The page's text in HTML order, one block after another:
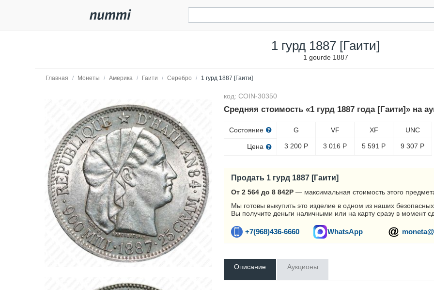
1 гурд 1887 [Гаити]
1 gourde 1887
Главная / Монеты / Америка / Гаити / Серебро / 1 гурд 1887 [Гаити]
код: COIN-30350
Средняя стоимость «1 гурд 1887 года [Гаити]» на
Состояние
Цена
G
3 200 Р
VF
3 016 Р
XF
5 591 Р
UNC
9 307 Р
Продать 1 гурд 1887 [Гаити]
От 2 564 до 8 842Р — максимальная стоимость этого
Мы готовы выкупить это изделие в одном из наших
Вы получите деньги наличными или на карту сразу в момент
+7(968)436-6660 WhatsApp
Описание Аукционы